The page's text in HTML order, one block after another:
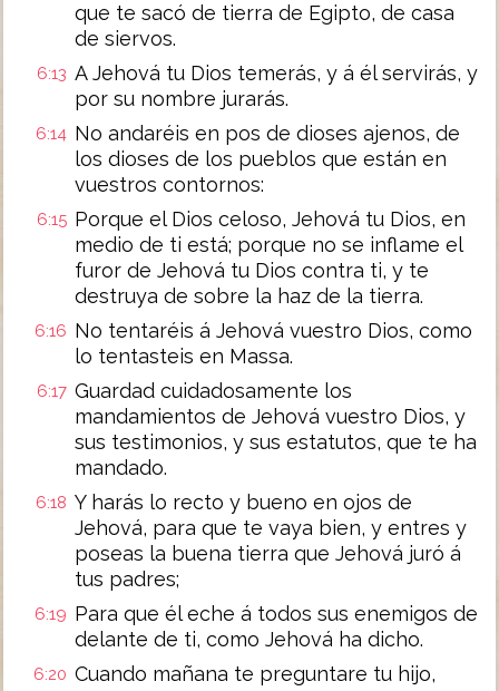
que te sacó de tierra de Egipto, de casa
de siervos.
6:13 A Jehová tu Dios temerás, y á él servirás, y
por su nombre jurarás.
6:14 No andaréis en pos de dioses ajenos, de
los dioses de los pueblos que están en
vuestros contornos:
6:15 Porque el Dios celoso, Jehová tu Dios, en
medio de ti está; porque no se inflame el
furor de Jehová tu Dios contra ti, y te
destruya de sobre la haz de la tierra.
6:16 No tentaréis á Jehová vuestro Dios, como
lo tentasteis en Massa.
6:17 Guardad cuidadosamente los
mandamientos de Jehová vuestro Dios, y
sus testimonios, y sus estatutos, que te ha
mandado.
6:18 Y harás lo recto y bueno en ojos de
Jehová, para que te vaya bien, y entres y
poseas la buena tierra que Jehová juró á
tus padres;
6:19 Para que él eche á todos sus enemigos de
delante de ti, como Jehová ha dicho.
6:20 Cuando mañana te preguntare tu hijo,